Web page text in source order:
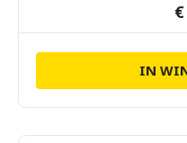
IN